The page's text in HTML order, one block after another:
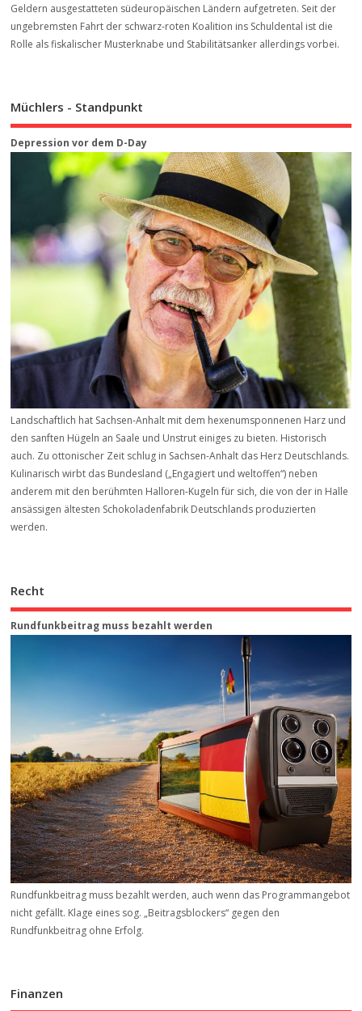
Geldern ausgestatteten südeuropäischen Ländern aufgetreten. Seit der
ungebremsten Fahrt der schwarz-roten Koalition ins Schuldental ist die
Rolle als fiskalischer Musterknabe und Stabilitätsanker allerdings vorbei.
Müchlers - Standpunkt
Depression vor dem D-Day
Landschaftlich hat Sachsen-Anhalt mit dem hexenumsponnenen Harz und
den sanften Hügeln an Saale und Unstrut einiges zu bieten. Historisch
auch. Zu ottonischer Zeit schlug in Sachsen-Anhalt das Herz Deutschlands.
Kulinarisch wirbt das Bundesland („Engagiert und weltoffen“) neben
anderem mit den berühmten Halloren-Kugeln für sich, die von der in Halle
ansässigen ältesten Schokoladenfabrik Deutschlands produzierten
werden.
Recht
Rundfunkbeitrag muss bezahlt werden
Rundfunkbeitrag muss bezahlt werden, auch wenn das Programmangebot
nicht gefällt. Klage eines sog. „Beitrags­blockers“ gegen den
Rundfunkbeitrag ohne Erfolg.
Finanzen